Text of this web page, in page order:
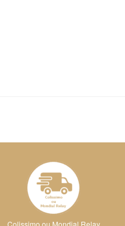
Colissimo ou Mondial Relay